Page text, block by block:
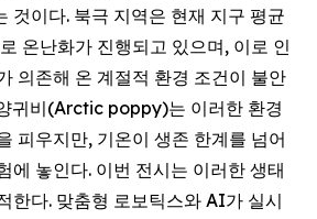
것이다. 북극 지역은 현재 지구 평균
온난화가 진행되고 있으며, 이로 인
의존해 온 계절적 환경 조건이 불안
귀비(Arctic poppy)는 이러한 환경
피우지만, 기온이 생존 한계를 넘어
에 놓인다. 이번 전시는 이러한 생태
한다. 맞춤형 로보틱스와 AI가 실시